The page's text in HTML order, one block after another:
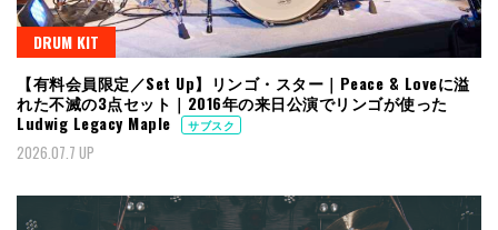
DRUM KIT
【有料会員限定／Set Up】リンゴ・スター｜Peace & Loveに溢
れた不滅の3点セット｜2016年の来日公演でリンゴが使った
Ludwig Legacy Maple
サブスク
2026.07.7 UP